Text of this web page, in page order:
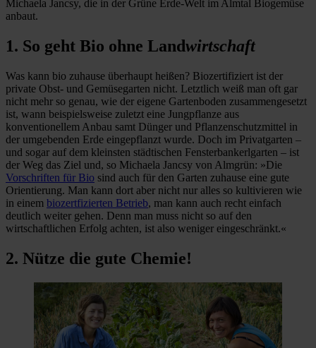
Michaela Jancsy, die in der Grüne Erde-Welt im Almtal Biogemüse
anbaut.
1. So geht Bio ohne Landwirtschaft
Was kann bio zuhause überhaupt heißen? Biozertifiziert ist der
private Obst- und Gemüsegarten nicht. Letztlich weiß man oft gar
nicht mehr so genau, wie der eigene Gartenboden zusammengesetzt
ist, wann beispielsweise zuletzt eine Jungpflanze aus
konventionellem Anbau samt Dünger und Pflanzenschutzmittel in
der umgebenden Erde eingepflanzt wurde. Doch im Privatgarten –
und sogar auf dem kleinsten städtischen Fensterbankerlgarten – ist
der Weg das Ziel und, so Michaela Jancsy von Almgrün: »Die
Vorschriften für Bio sind auch für den Garten zuhause eine gute
Orientierung. Man kann dort aber nicht nur alles so kultivieren wie
in einem biozertfizierten Betrieb, man kann auch recht einfach
deutlich weiter gehen. Denn man muss nicht so auf den
wirtschaftlichen Erfolg achten, ist also weniger eingeschränkt.«
2. Nütze die gute Chemie!